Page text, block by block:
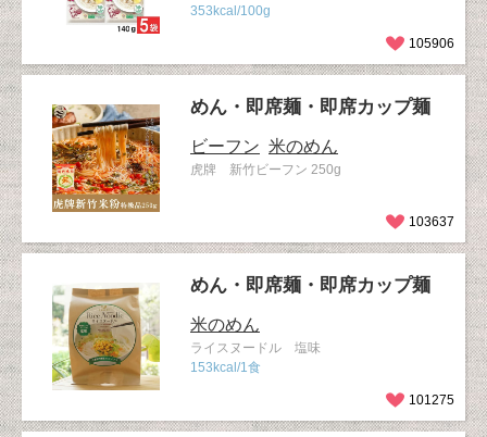
353kcal/100g
105906
めん・即席麺・即席カップ麺
ビーフン 米のめん
虎牌 新竹ビーフン 250g
103637
めん・即席麺・即席カップ麺
米のめん
ライスヌードル 塩味
153kcal/1食
101275